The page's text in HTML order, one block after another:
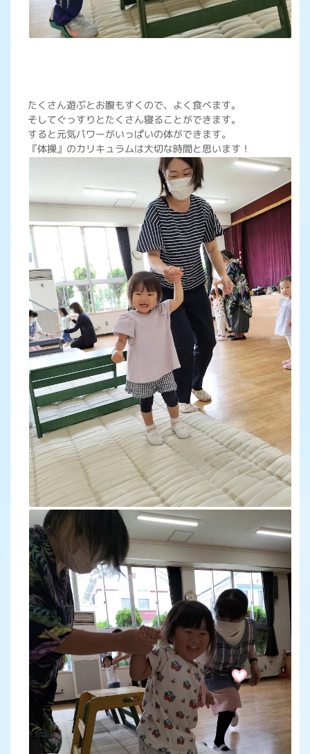
たくさん遊ぶとお腹もすくので、よく食べます。
そしてぐっすりとたくさん寝ることができます。
すると元気パワーがいっぱいの体ができます。
『体操』のカリキュラムは大切な時間と思います！